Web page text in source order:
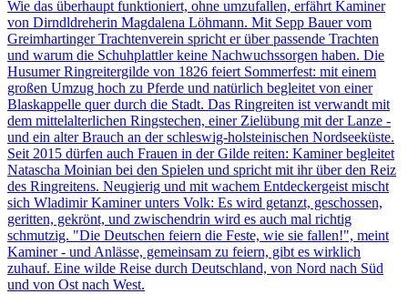
Wie das überhaupt funktioniert, ohne umzufallen, erfährt Kaminer
von Dirndldreherin Magdalena Löhmann. Mit Sepp Bauer vom
Greimhartinger Trachtenverein spricht er über passende Trachten
und warum die Schuhplattler keine Nachwuchssorgen haben. Die
Husumer Ringreitergilde von 1826 feiert Sommerfest: mit einem
großen Umzug hoch zu Pferde und natürlich begleitet von einer
Blaskappelle quer durch die Stadt. Das Ringreiten ist verwandt mit
dem mittelalterlichen Ringstechen, einer Zielübung mit der Lanze -
und ein alter Brauch an der schleswig-holsteinischen Nordseeküste.
Seit 2015 dürfen auch Frauen in der Gilde reiten: Kaminer begleitet
Natascha Moinian bei den Spielen und spricht mit ihr über den Reiz
des Ringreitens. Neugierig und mit wachem Entdeckergeist mischt
sich Wladimir Kaminer unters Volk: Es wird getanzt, geschossen,
geritten, gekrönt, und zwischendrin wird es auch mal richtig
schmutzig. "Die Deutschen feiern die Feste, wie sie fallen!", meint
Kaminer - und Anlässe, gemeinsam zu feiern, gibt es wirklich
zuhauf. Eine wilde Reise durch Deutschland, von Nord nach Süd
und von Ost nach West.